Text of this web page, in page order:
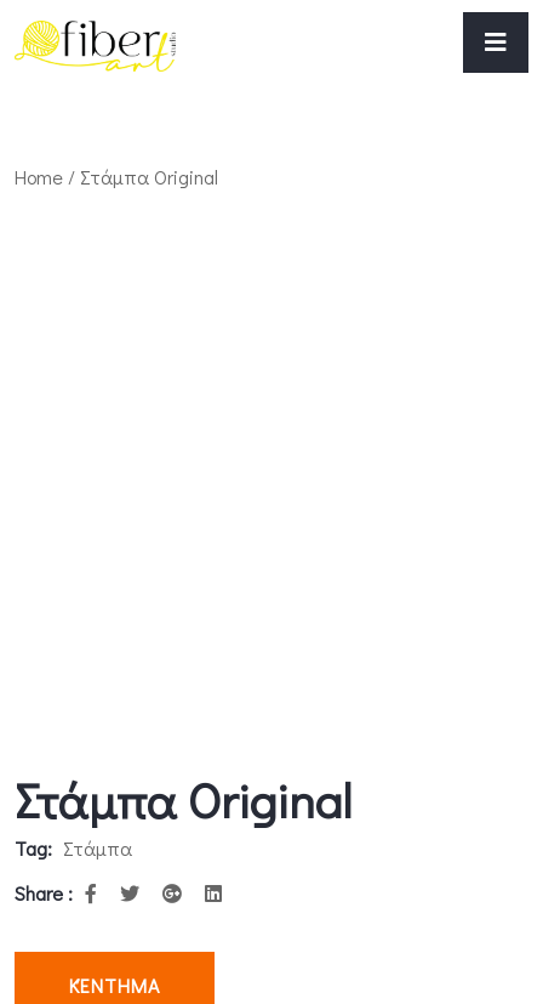
Home / Στάμπα Original
Στάμπα Original
Tag: Στάμπα
Share :
ΚΈΝΤΗΜΑ